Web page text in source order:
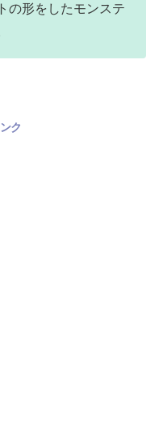
の形をしたモンステ
ク